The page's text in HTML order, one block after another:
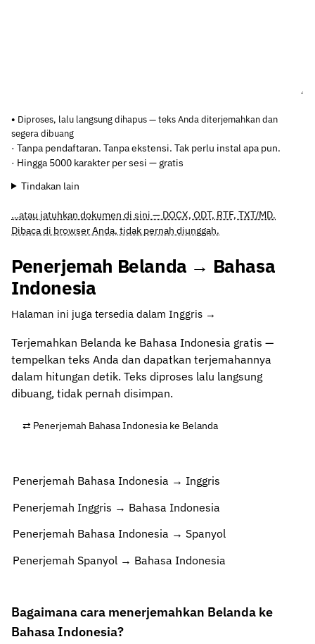
Penerjemah Belanda → Bahasa
Indonesia
Halaman ini juga tersedia dalam Inggris →
Terjemahkan Belanda ke Bahasa Indonesia gratis —
tempelkan teks Anda dan dapatkan terjemahannya
dalam hitungan detik. Teks diproses lalu langsung
dibuang, tidak pernah disimpan.
⇄ Penerjemah Bahasa Indonesia ke Belanda
Diproses, lalu langsung dihapus — teks Anda diterjemahkan dan
segera dibuang
· Tanpa pendaftaran. Tanpa ekstensi. Tak perlu instal apa pun.
· Hingga 5000 karakter per sesi — gratis
Tindakan lain
…atau jatuhkan dokumen di sini — DOCX, ODT, RTF, TXT/MD.
Dibaca di browser Anda, tidak pernah diunggah.
Penerjemah Bahasa Indonesia → Inggris
Penerjemah Inggris → Bahasa Indonesia
Penerjemah Bahasa Indonesia → Spanyol
Penerjemah Spanyol → Bahasa Indonesia
Bagaimana cara menerjemahkan Belanda ke
Bahasa Indonesia?